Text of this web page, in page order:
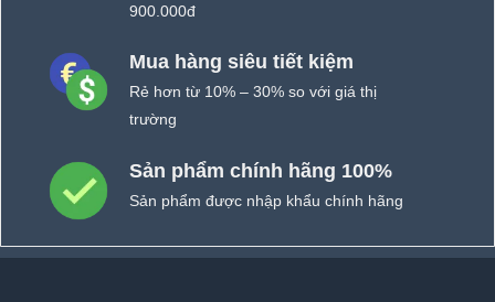
900.000đ
Mua hàng siêu tiết kiệm
Rẻ hơn từ 10% – 30% so với giá thị
trường
Sản phẩm chính hãng 100%
Sản phẩm được nhập khẩu chính hãng